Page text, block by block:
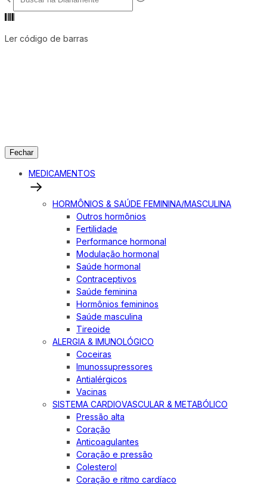
Ler código de barras
Fechar
MEDICAMENTOS
HORMÔNIOS & SAÚDE FEMININA/MASCULINA
Outros hormônios
Fertilidade
Performance hormonal
Modulação hormonal
Saúde hormonal
Contraceptivos
Saúde feminina
Hormônios femininos
Saúde masculina
Tireoide
ALERGIA & IMUNOLÓGICO
Coceiras
Imunossupressores
Antialérgicos
Vacinas
SISTEMA CARDIOVASCULAR & METABÓLICO
Pressão alta
Coração
Anticoagulantes
Coração e pressão
Colesterol
Coração e ritmo cardíaco